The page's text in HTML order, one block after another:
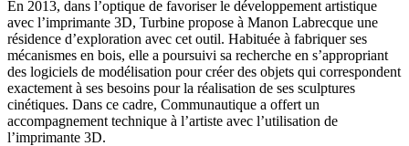
En 2013, dans l’optique de favoriser le développement artistique
avec l’imprimante 3D, Turbine propose à Manon Labrecque une
résidence d’exploration avec cet outil. Habituée à fabriquer ses
mécanismes en bois, elle a poursuivi sa recherche en s’appropriant
des logiciels de modélisation pour créer des objets qui correspondent
exactement à ses besoins pour la réalisation de ses sculptures
cinétiques. Dans ce cadre, Communautique a offert un
accompagnement technique à l’artiste avec l’utilisation de
l’imprimante 3D.